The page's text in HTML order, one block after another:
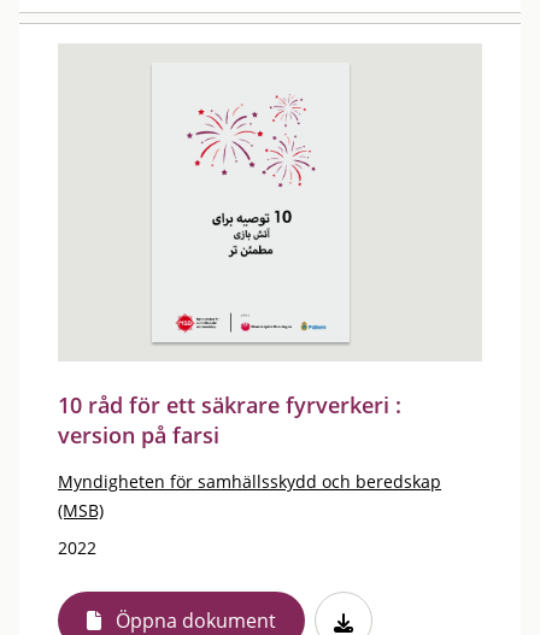
10 råd för ett säkrare fyrverkeri :
version på farsi
Myndigheten för samhällsskydd och beredskap
(MSB)
2022
Öppna dokument